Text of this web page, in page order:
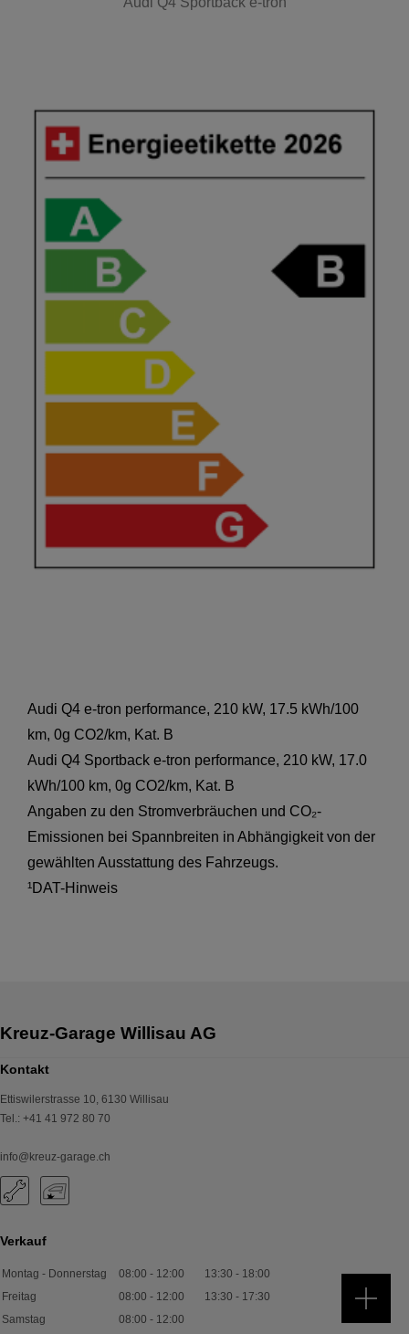
Audi Q4 e-tron performance, 210 kW, 17.5 kWh/100
km, 0g CO2/km, Kat. B
Audi Q4 Sportback e-tron performance, 210 kW, 17.0
kWh/100 km, 0g CO2/km, Kat. B
Angaben zu den Stromverbräuchen und CO₂-
Emissionen bei Spannbreiten in Abhängigkeit von der
gewählten Ausstattung des Fahrzeugs.
¹DAT-Hinweis
Kontakt
Ettiswilerstrasse 10, 6130 Willisau
Tel.: +41 41 972 80 70
info@kreuz-garage.ch
Verkauf
Montag - Donnerstag 08:00 - 12:00 13:30 - 18:00
Freitag
08:00 - 12:00 13:30 - 17:30
Samstag
08:00 - 12:00